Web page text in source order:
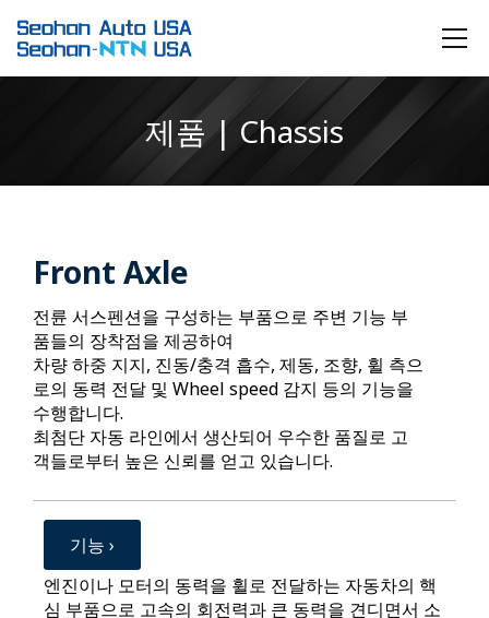
제품 | Chassis
Front Axle
전륜 서스펜션을 구성하는 부품으로 주변 기능 부
품들의 장착점을 제공하여
차량 하중 지지, 진동/충격 흡수, 제동, 조향, 휠 측으
로의 동력 전달 및 Wheel speed 감지 등의 기능을
수행합니다.
최첨단 자동 라인에서 생산되어 우수한 품질로 고
객들로부터 높은 신뢰를 얻고 있습니다.
기능 ›
엔진이나 모터의 동력을 휠로 전달하는 자동차의 핵
심 부품으로 고속의 회전력과 큰 동력을 견디면서 소